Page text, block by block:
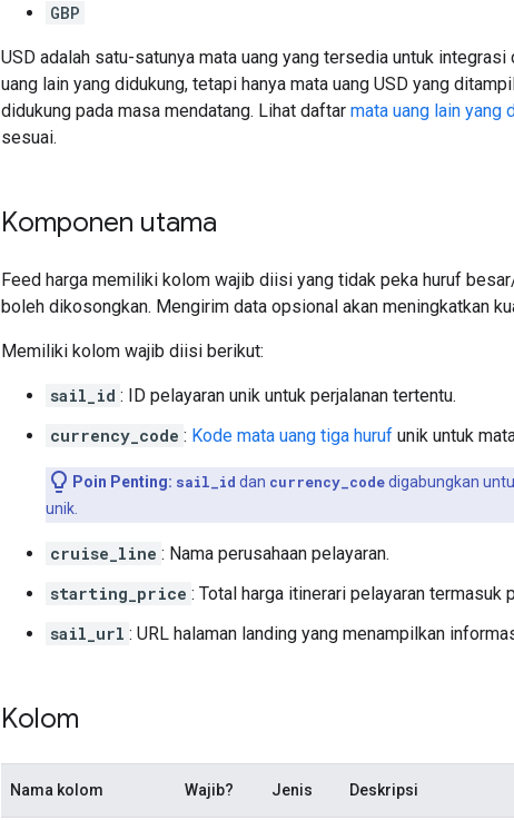
GBP
USD adalah satu-satunya mata uang yang tersedia untuk
uang lain yang didukung, tetapi hanya mata uang USD yang
didukung pada masa mendatang. Lihat daftar mata uang lain yang
sesuai.
Komponen utama
Feed harga memiliki kolom wajib diisi yang tidak peka huruf
boleh dikosongkan. Mengirim data opsional akan meningkatkan
Memiliki kolom wajib diisi berikut:
sail_id : ID pelayaran unik untuk perjalanan tertentu.
currency_code : Kode mata uang tiga huruf unik untuk
Poin Penting: sail_id dan currency_codedigabungkan
unik.
cruise_line : Nama perusahaan pelayaran.
starting_price : Total harga itinerari pelayaran termasuk
sail_url : URL halaman landing yang menampilkan
Kolom
Nama kolom Wajib? Jenis Deskripsi